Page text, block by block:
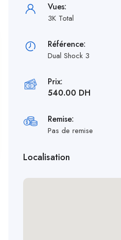
Vues:
3K Total
Référence:
Dual Shock 3
Prix:
540.00 DH
Remise:
Pas de remise
Localisation